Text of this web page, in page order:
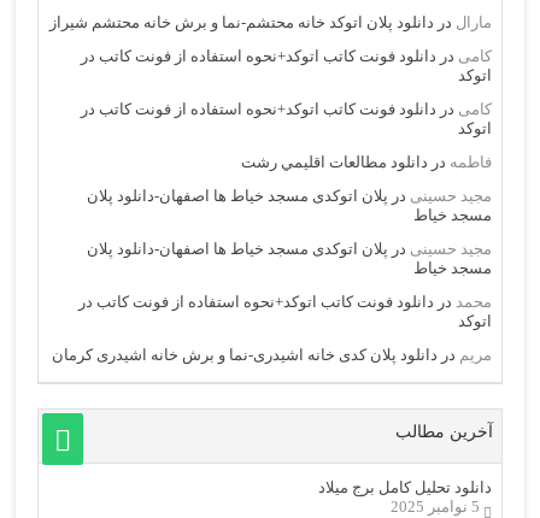
مارال در دانلود پلان اتوکد خانه محتشم-نما و برش خانه محتشم شیراز
کامی در دانلود فونت کاتب اتوکد+نحوه استفاده از فونت کاتب در
اتوکد
کامی در دانلود فونت کاتب اتوکد+نحوه استفاده از فونت کاتب در
اتوکد
فاطمه در دانلود مطالعات اقليمي رشت
مجید حسینی در پلان اتوکدی مسجد خیاط ها اصفهان-دانلود پلان
مسجد خیاط
مجید حسینی در پلان اتوکدی مسجد خیاط ها اصفهان-دانلود پلان
مسجد خیاط
محمد در دانلود فونت کاتب اتوکد+نحوه استفاده از فونت کاتب در
اتوکد
مریم در دانلود پلان کدی خانه اشیدری-نما و برش خانه اشیدری کرمان
آخرین مطالب
دانلود تحلیل کامل برج میلاد
5 نوامبر 2025